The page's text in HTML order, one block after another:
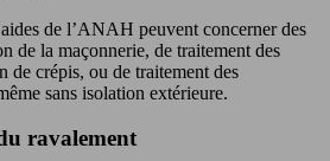
de l’ANAH peuvent concerner des
de la maçonnerie, de traitement des
de crépis, ou de traitement des
sans isolation extérieure.
ravalement